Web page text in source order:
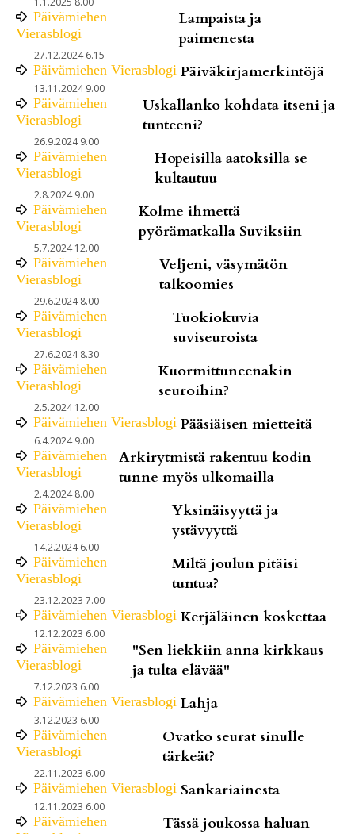
Päivämiehen
Vierasblogi
Lampaista ja
paimenesta
27.12.2024 6.15
Päivämiehen Vierasblogi Päiväkirjamerkintöjä
13.11.2024 9.00
Päivämiehen
Vierasblogi
Uskallanko kohdata itseni ja
tunteeni?
26.9.2024 9.00
Päivämiehen
Vierasblogi
Hopeisilla aatoksilla se
kultautuu
2.8.2024 9.00
Päivämiehen
Vierasblogi
Kolme ihmettä
pyörämatkalla Suviksiin
5.7.2024 12.00
Päivämiehen
Vierasblogi
Veljeni, väsymätön
talkoomies
29.6.2024 8.00
Päivämiehen
Vierasblogi
Tuokiokuvia
suviseuroista
27.6.2024 8.30
Päivämiehen
Vierasblogi
Kuormittuneenakin
seuroihin?
2.5.2024 12.00
Päivämiehen Vierasblogi Pääsiäisen mietteitä
6.4.2024 9.00
Päivämiehen
Vierasblogi
Arkirytmistä rakentuu kodin
tunne myös ulkomailla
2.4.2024 8.00
Päivämiehen
Vierasblogi
Yksinäisyyttä ja
ystävyyttä
14.2.2024 6.00
Päivämiehen
Vierasblogi
Miltä joulun pitäisi
tuntua?
23.12.2023 7.00
Päivämiehen Vierasblogi Kerjäläinen koskettaa
12.12.2023 6.00
Päivämiehen
Vierasblogi
"Sen liekkiin anna kirkkaus
ja tulta elävää"
7.12.2023 6.00
Päivämiehen Vierasblogi Lahja
3.12.2023 6.00
Päivämiehen
Vierasblogi
Ovatko seurat sinulle
tärkeät?
22.11.2023 6.00
Päivämiehen Vierasblogi Sankariainesta
12.11.2023 6.00
Päivämiehen
Tässä joukossa haluan